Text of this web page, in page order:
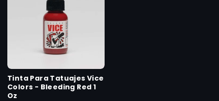
disponible
disponible
Tinta Para Tatuajes Vice
Colors - Bleeding Red 1
Oz